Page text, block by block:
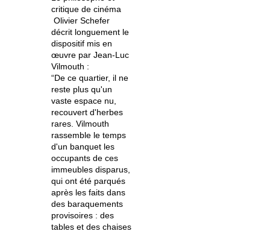
critique de cinéma
Olivier Schefer
décrit longuement le
dispositif mis en
œuvre par Jean-Luc
Vilmouth :
“De ce quartier, il ne
reste plus qu'un
vaste espace nu,
recouvert d'herbes
rares. Vilmouth
rassemble le temps
d'un banquet les
occupants de ces
immeubles disparus,
qui ont été parqués
après les faits dans
des baraquements
provisoires : des
tables et des chaises